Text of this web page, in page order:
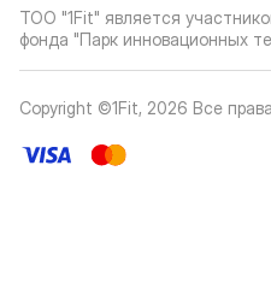
ТОО "1Fit" является
фонда "Парк инновационных
Copyright ©1Fit, 2026 Все